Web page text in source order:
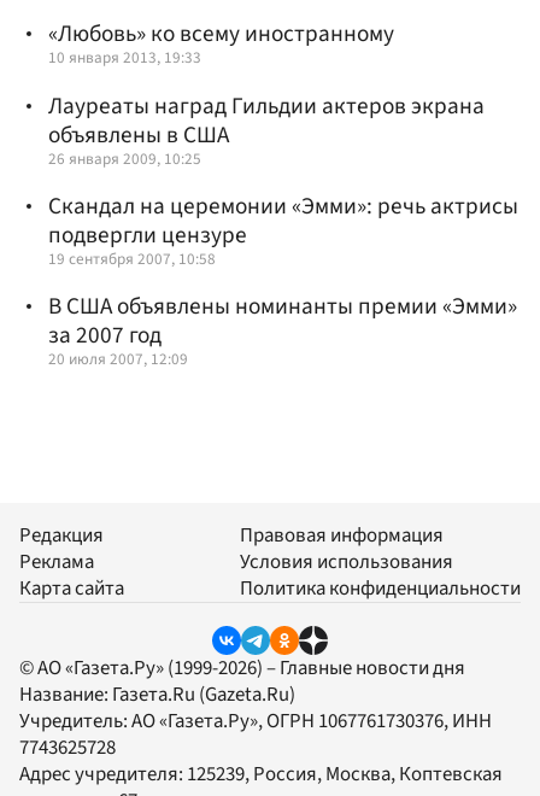
«Любовь» ко всему иностранному
10 января 2013, 19:33
Лауреаты наград Гильдии актеров экрана
объявлены в США
26 января 2009, 10:25
Скандал на церемонии «Эмми»: речь актрисы
подвергли цензуре
19 сентября 2007, 10:58
В США объявлены номинанты премии «Эмми»
за 2007 год
20 июля 2007, 12:09
Редакция
Реклама
Карта сайта
Правовая информация
Условия использования
Политика конфиденциальности
© АО «Газета.Ру» (1999-2026) – Главные новости дня
Название: Газета.Ru (Gazeta.Ru)
Учредитель:АО «Газета.Ру», ОГРН 1067761730376, ИНН
7743625728
Адрес учредителя: 125239, Россия, Москва, Коптевская